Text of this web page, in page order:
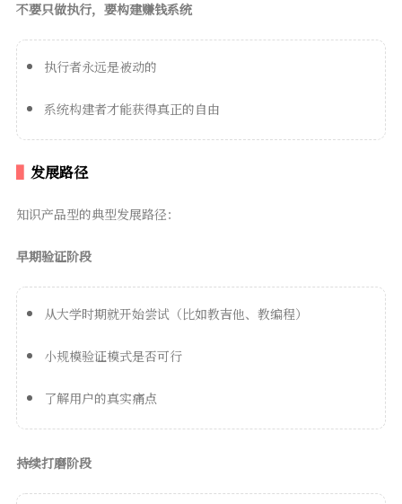
不要只做执行，要构建赚钱系统
执行者永远是被动的
系统构建者才能获得真正的自由
发展路径
知识产品型的典型发展路径：
早期验证阶段
从大学时期就开始尝试（比如教吉他、教编程）
小规模验证模式是否可行
了解用户的真实痛点
持续打磨阶段